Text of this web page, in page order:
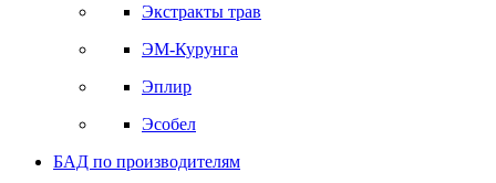
Экстракты трав
ЭМ-Курунга
Эплир
Эсобел
БАД по производителям